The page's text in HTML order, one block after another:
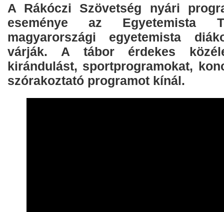
A Rákóczi Szövetség nyári
eseménye az Egyetemista
magyarországi egyetemista
várják. A tábor érdekes
kirándulást, sportprogramokat,
szórakoztató programot kínál.